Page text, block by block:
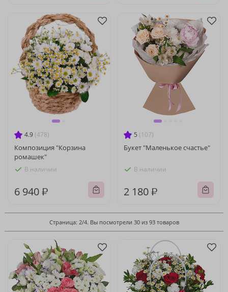
4.9 (478)
Композиция "Корзина
ромашек"
В наличии
6 940 ₽
5 (107)
Букет "Маленькое счастье"
В наличии
2 180 ₽
Страница: 2/4. Вы посмотрели 30 из 93 товаров